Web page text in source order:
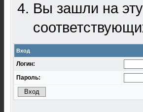
Вы зашли на
Вход
Логин:
Пароль: